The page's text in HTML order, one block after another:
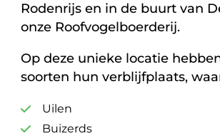
Rodenrijs en in de buurt van
onze Roofvogelboerderij.
Op deze unieke locatie
soorten hun verblijfplaats,
Uilen
Buizerds